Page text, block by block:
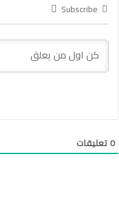
Subscribe
0تعليقات